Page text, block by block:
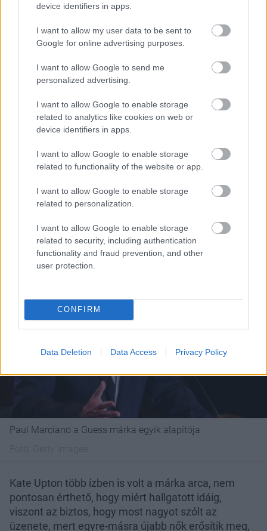
device identifiers in apps.
I want to allow my user data to be sent to
Google for online advertising purposes.
I want to allow Google to send me
personalized advertising.
I want to allow Google to enable storage
related to analytics like cookies on web or
device identifiers in apps.
I want to allow Google to enable storage
related to functionality of the website or app.
I want to allow Google to enable storage
related to personalization.
I want to allow Google to enable storage
related to security, including authentication
functionality and fraud prevention, and other
user protection.
CONFIRM
Data Deletion Data Access Privacy Policy
Kate Upton a Guess márka kampányában
Máris óriási botrány tört ki, hiszen Kate Upton
bejegyzésére rengetegen reagáltak, több volt Guess
alkalmazott is megerősítette, hogy a modell nem
állít valótlant. Érdekes hasonlóság a Weinstein-ügy
és a Guess között, hogy mindkettőnél egy-egy
hiszen a farmermárkát 1981 a megvádolt Paul és
testvérei: Armand, Maurice és Georges alapította.
Paul Marciano a Guess egyik alapítója, és kreatív
igazgatója:
Paul Marciano a Guess márka egyik alapítója
Kate Upton több ízben is volt a márka arca, nem
pontosan érthető, hogy miért hallgatott idáig,
viszont az biztos, hogy most nagyot szólt az
üzenete, mert egyre-másra újabb nők erősítik meg,